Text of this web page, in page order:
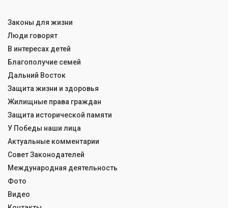
Законы для жизни
Люди говорят
В интересах детей
Благополучие семей
Дальний Восток
Защита жизни и здоровья
Жилищные права граждан
Защита исторической памяти
У Победы наши лица
Актуальные комментарии
Совет Законодателей
Международная деятельность
Фото
Видео